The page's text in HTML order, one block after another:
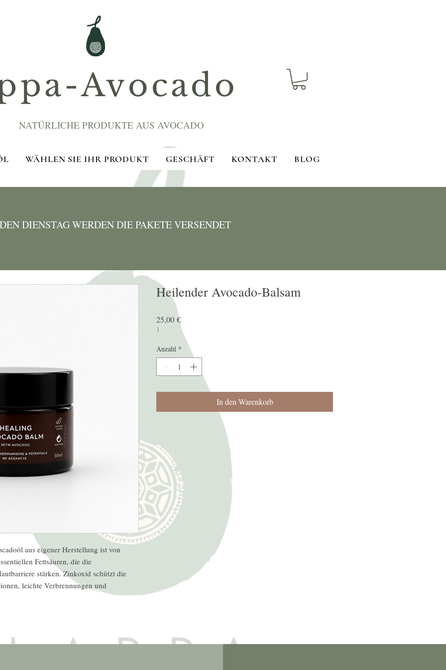
Avocado
NATÜRLICHE PRODUKTE AUS AVOCADO
WÄHLEN SIE IHR PRODUKT GESCHÄFT KONTAKT BLOG
DIENSTAG WERDEN DIE PAKETE VERSENDET
aus eigener Herstellung ist von
Fettsäuren, die die
stärken. Zinkoxid schützt die
leichte Verbrennungen und
Heilender Avocado-Balsam
25,00 €Preis
1
Anzahl *
In den Warenkorb